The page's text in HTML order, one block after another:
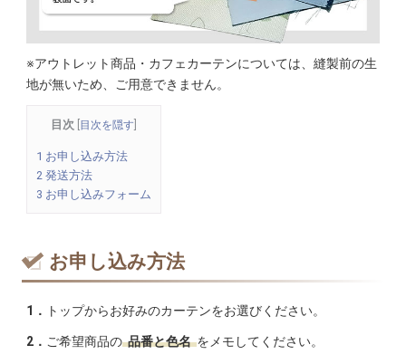
※アウトレット商品・カフェカーテンについては、縫製前の生
地が無いため、ご用意できません。
目次 目次を隠す
1 お申し込み方法
2 発送方法
3 お申し込みフォーム
お申し込み方法
1． トップからお好みのカーテンをお選びください。
2． ご希望商品の品番と色名をメモしてください。